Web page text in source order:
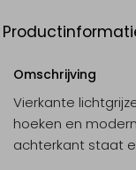
Omschrijving
Vierkante
hoeken en
achterkant staat